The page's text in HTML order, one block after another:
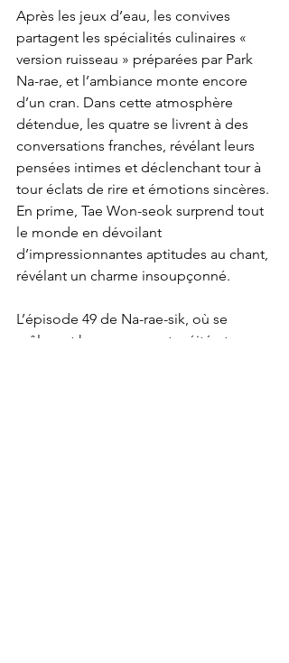
Après les jeux d’eau, les convives
partagent les spécialités culinaires «
version ruisseau » préparées par Park
Na-rae, et l’ambiance monte encore
d’un cran. Dans cette atmosphère
détendue, les quatre se livrent à des
conversations franches, révélant leurs
pensées intimes et déclenchant tour à
tour éclats de rire et émotions sincères.
En prime, Tae Won-seok surprend tout
le monde en dévoilant
d’impressionnantes aptitudes au chant,
révélant un charme insoupçonné.
L’épisode 49 de Na-rae-sik, où se
mêleront humour, spontanéité et